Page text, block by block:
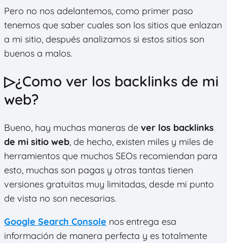
Pero no nos adelantemos, como primer paso
tenemos que saber cuales son los sitios que enlazan
a mi sitio, después analizamos si estos sitios son
buenos a malos.
▷¿Como ver los backlinks de mi
web?
Bueno, hay muchas maneras de ver los backlinks
de mi sitio web, de hecho, existen miles y miles de
herramientos que muchos SEOs recomiendan para
esto, muchas son pagas y otras tantas tienen
versiones gratuitas muy limitadas, desde mi punto
de vista no son necesarias.
Google Search Console nos entrega esa
información de manera perfecta y es totalmente